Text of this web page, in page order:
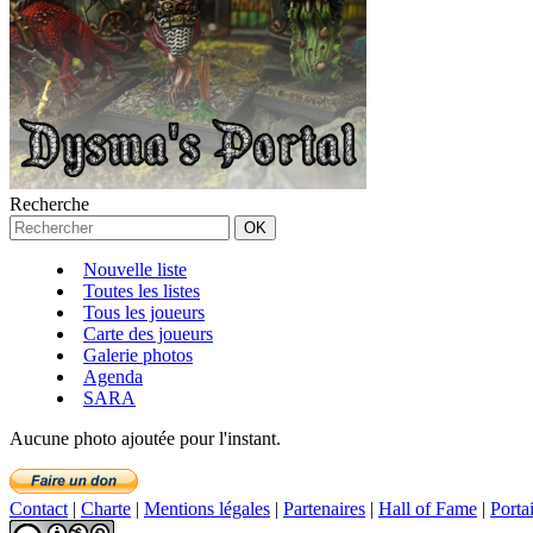
Recherche
Nouvelle liste
Toutes les listes
Tous les joueurs
Carte des joueurs
Galerie photos
Agenda
SARA
Aucune photo ajoutée pour l'instant.
Contact | Charte | Mentions légales | Partenaires | Hall of Fame |